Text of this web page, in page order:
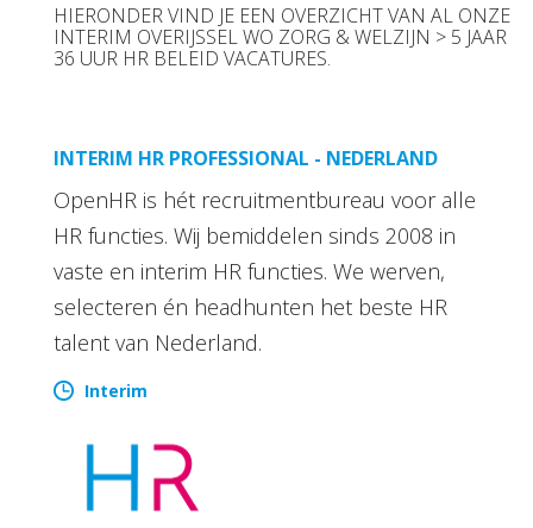
HIERONDER VIND JE EEN OVERZICHT VAN AL ONZE
INTERIM OVERIJSSEL WO ZORG & WELZIJN > 5 JAAR
36 UUR HR BELEID VACATURES.
INTERIM HR PROFESSIONAL - NEDERLAND
OpenHR is hét recruitmentbureau voor alle
HR functies. Wij bemiddelen sinds 2008 in
vaste en interim HR functies. We werven,
selecteren én headhunten het beste HR
talent van Nederland.
Interim